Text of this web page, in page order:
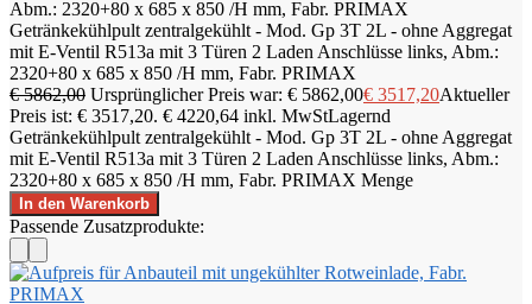
Getränkekühlpult zentralgekühlt - Mod. Gp 3T 2L - ohne Aggregat
mit E-Ventil R513a mit 3 Türen 2 Laden Anschlüsse links, Abm.:
2320+80 x 685 x 850 /H mm, Fabr. PRIMAX
€5862,00 Ursprünglicher Preis war: € 5862,00€ 3517,20Aktueller
Preis ist: € 3517,20. € 4220,64 inkl. MwStLagernd
Getränkekühlpult zentralgekühlt - Mod. Gp 3T 2L - ohne Aggregat
mit E-Ventil R513a mit 3 Türen 2 Laden Anschlüsse links, Abm.:
2320+80 x 685 x 850 /H mm, Fabr. PRIMAX Menge
In den Warenkorb
Passende Zusatzprodukte: